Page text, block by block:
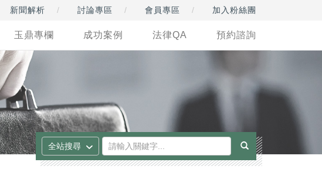
新聞解析 討論專區 會員專區 加入粉絲團
玉鼎專欄 成功案例 法律QA 預約諮詢